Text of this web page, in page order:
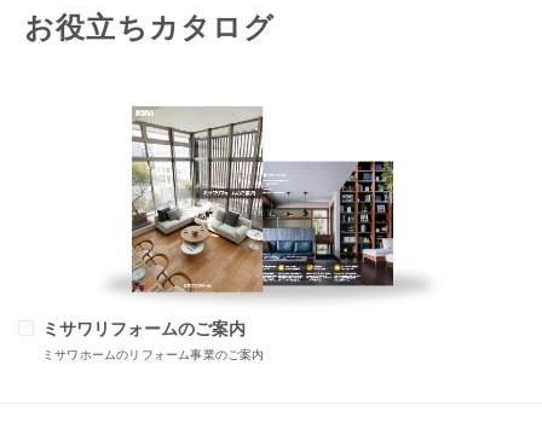
お役立ちカタログ
ミサワリフォームのご案内
ミサワホームのリフォーム事業のご案内